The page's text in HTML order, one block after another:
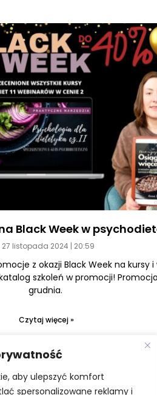
aby ulepszyć komfort
spersonalizowane reklamy i
Black Week w
27 listopada 2024 20:59
z okazji Black Week na kursy i
szkoleń w promocji!
grudnia.
Czytaj więcej »